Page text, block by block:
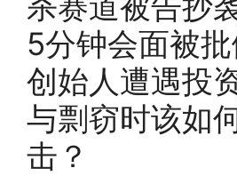
5分钟会面被
创始人遭遇投
与剽窃时该如
击？